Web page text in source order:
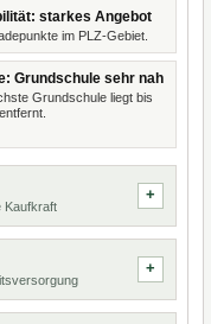
starkes Angebot
im PLZ-Gebiet.
Grundschule sehr nah
Grundschule liegt bis
Kaufkraft